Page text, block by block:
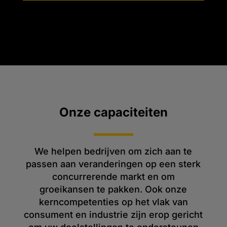
Onze capaciteiten
We helpen bedrijven om zich aan te
passen aan veranderingen op een sterk
concurrerende markt en om
groeikansen te pakken. Ook onze
kerncompetenties op het vlak van
consument en industrie zijn erop gericht